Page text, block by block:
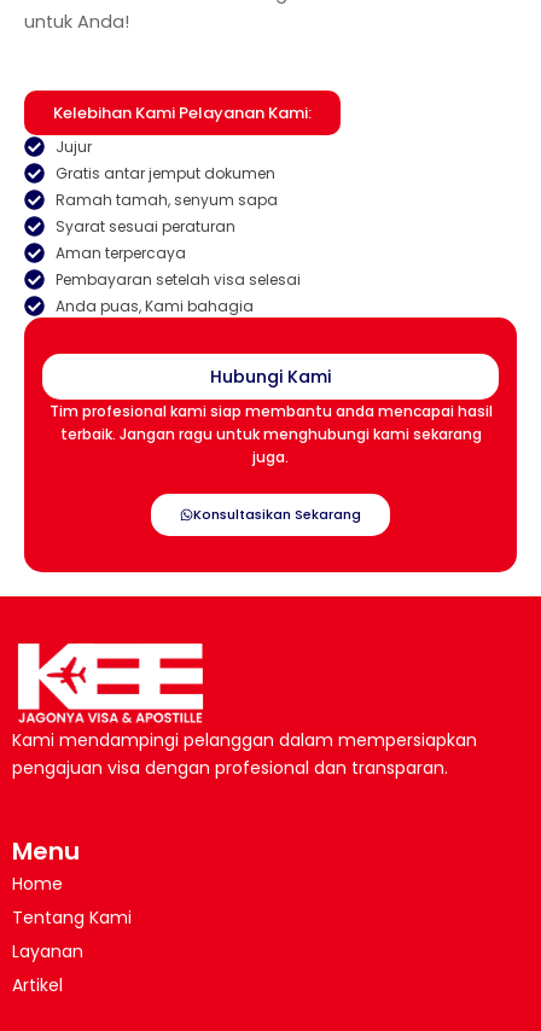
untuk Anda!
Kelebihan Kami Pelayanan Kami:
Jujur
Gratis antar jemput dokumen
Ramah tamah, senyum sapa
Syarat sesuai peraturan
Aman terpercaya
Pembayaran setelah visa selesai
Anda puas, Kami bahagia
Hubungi Kami
Tim profesional kami siap membantu anda mencapai hasil
terbaik. Jangan ragu untuk menghubungi kami sekarang
juga.
Konsultasikan Sekarang
Kami mendampingi pelanggan dalam mempersiapkan
pengajuan visa dengan profesional dan transparan.
Menu
Home
Tentang Kami
Layanan
Artikel